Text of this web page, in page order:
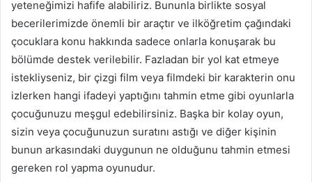
yeteneğimizi hafife alabiliriz. Bununla birlikte sosyal
becerilerimizde önemli bir araçtır ve ilköğretim çağındaki
çocuklara konu hakkında sadece onlarla konuşarak bu
bölümde destek verilebilir. Fazladan bir yol kat etmeye
istekliyseniz, bir çizgi film veya filmdeki bir karakterin onu
izlerken hangi ifadeyi yaptığını tahmin etme gibi oyunlarla
çocuğunuzu meşgul edebilirsiniz. Başka bir kolay oyun,
sizin veya çocuğunuzun suratını astığı ve diğer kişinin
bunun arkasındaki duygunun ne olduğunu tahmin etmesi
gereken rol yapma oyunudur.